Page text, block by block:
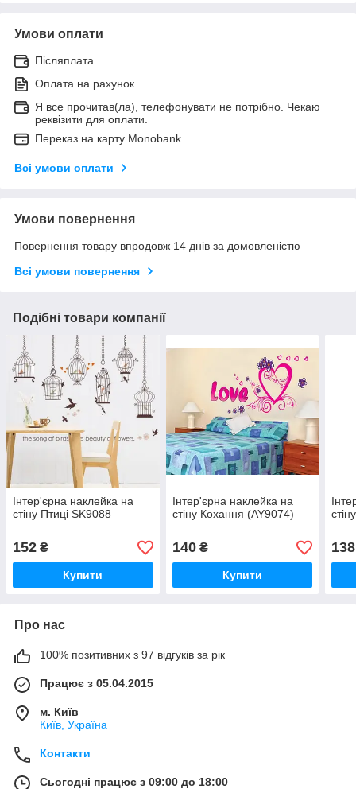
Умови оплати
Післяплата
Оплата на рахунок
Я все прочитав(ла), телефонувати не потрібно. Чекаю
реквізити для оплати.
Переказ на карту Monobank
Всі умови оплати
Умови повернення
Повернення товару впродовж 14 днів за домовленістю
Всі умови повернення
Подібні товари компанії
Інтер'єрна наклейка на
стіну Птиці SK9088
152 ₴
Купити
Інтер'єрна наклейка на
стіну Кохання (AY9074)
140₴
Купити
138
Про нас
100% позитивних з 97 відгуків за рік
Працює з 05.04.2015
м. Київ
Київ, Україна
Контакти
Сьогодні працює з 09:00 до 18:00